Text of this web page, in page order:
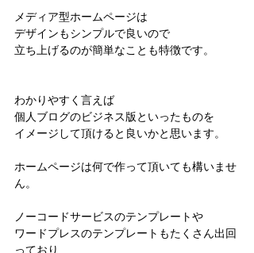
メディア型ホームページは
デザインもシンプルで良いので
立ち上げるのが簡単なことも特徴です。
わかりやすく言えば
個人ブログのビジネス版といったものを
イメージして頂けると良いかと思います。
ホームページは何で作って頂いても構いませ
ん。
ノーコードサービスのテンプレートや
ワードプレスのテンプレートもたくさん出回
っており